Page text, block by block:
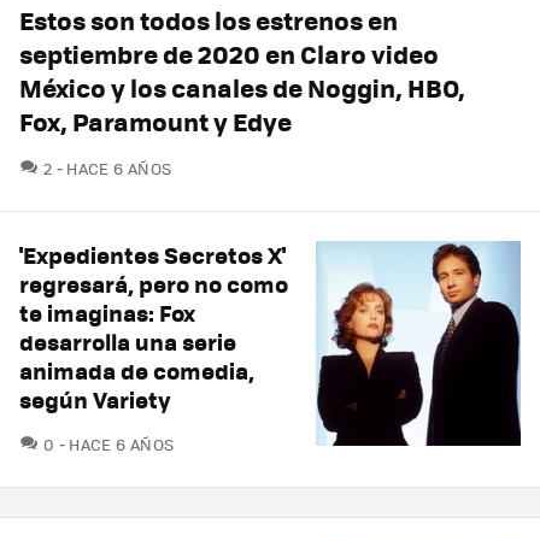
Estos son todos los estrenos en
septiembre de 2020 en Claro video
México y los canales de Noggin, HBO,
Fox, Paramount y Edye
2 COMENTARIOS
HACE 6 AÑOS
'Expedientes Secretos X'
regresará, pero no como
te imaginas: Fox
desarrolla una serie
animada de comedia,
según Variety
0 COMENTARIOS
HACE 6 AÑOS